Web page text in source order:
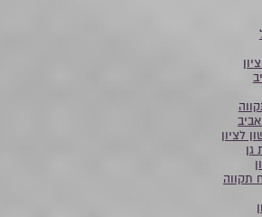
לציון
גן
תקווה